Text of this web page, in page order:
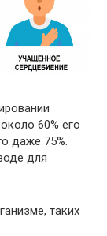
60% его
даже 75%.
для
таких